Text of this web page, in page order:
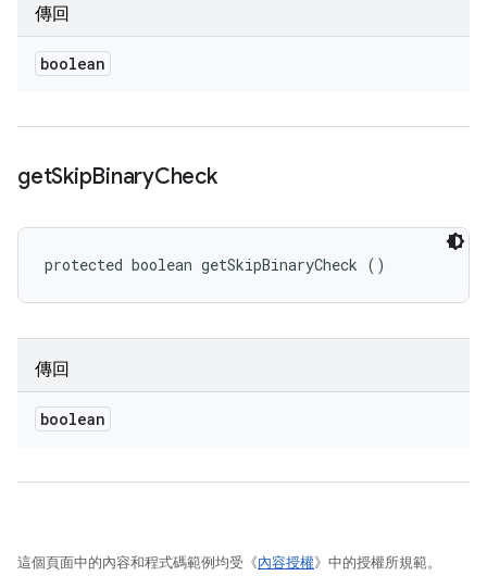
傳回
boolean
getSkipBinaryCheck
protected boolean getSkipBinaryCheck ()
傳回
boolean
這個頁面中的內容和程式碼範例均受《內容授權》中的授權所規範。